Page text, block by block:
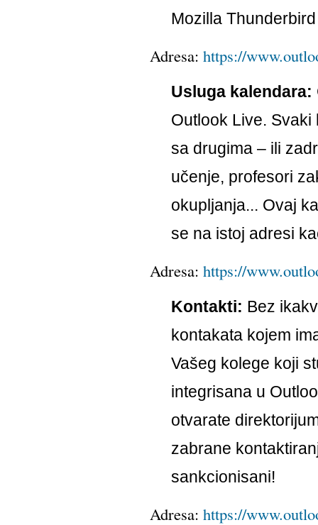
Mozilla
Adresa: https://
Usluga kalendara:
Outlook Live.
sa drugima – ili
učenje, profesori
okupljanja... Ovaj
se na istoj adresi
Adresa: https://
Kontakti: Bez
kontakata kojem
Vašeg kolege koji
integrisana u
otvarate
zabrane
sankcionisani!
Adresa: https://